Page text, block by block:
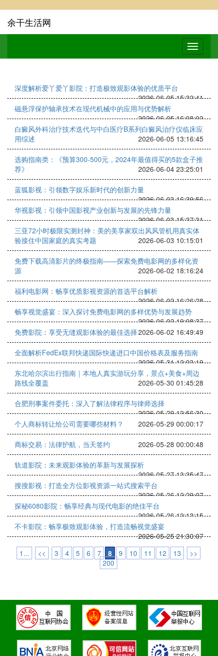
余干生活网
深度解析爱丫爱丫影院：打造极致观影体验的优质平台
2026-06-05 15:32:41
磁悬浮保护轴承技术在现代机械中的应用与优势解析
2026-06-05 16:08:02
白癜风外科治疗技术迭代与中白医疗B系列白癜风治疗仪临床应
用综述
2026-06-05 13:16:45
选购指南类：《预算300-500元，2024年最值得买的5款盒子推
荐》
2026-06-04 23:25:01
蓝狐影视：引领数字娱乐新时代的创新力量
2026-06-03 16:39:56
华视影视：引领中国影视产业创新与发展的先锋力量
2026-06-03 15:37:31
三亚72小时极限实测封神：美的美享家双出风风管机用真实体
验接住中国家庭的真实考题
2026-06-03 10:15:01
免费下载高清影片的终极指南——探索免费电影网的多样化资
源
2026-06-02 18:16:24
福利电影网：畅享优质影视资源的首选平台解析
2026-06-02 16:26:28
畅享视觉盛宴：深入探讨免费电影网的多样优势与发展趋势
2026-06-02 19:08:37
免费影院：享受无缝观影体验的最佳选择2026-06-02 16:49:49
全面解析FedEx联邦快递国际快递进口中国价格表及服务指南
2026-05-31 12:03:19
东北哈尔滨出行指南｜本地人真实游玩分享，景点+美食+周边
路线全覆盖
2026-05-30 01:45:28
合肥刑事案件委托：深入了解法律程序与律师选择
2026-05-29 12:56:30
个人商标转让给公司需要哪些材料？
2026-05-29 00:00:17
商标交易：法律护航，当天签约 2026-05-28 00:00:48
轨道影院：未来观影体验的革新与发展探析
2026-05-27 13:35:47
搜搜影视：打造全方位影视资源一站式搜索平台
2026-05-26 12:29:07
探秘6080影院：畅享经典与现代电影的绝佳平台
2026-05-26 12:13:15
不卡影院：畅享极致观影体验，打造流畅视觉盛宴
2026-05-25 21:30:07
1...
<< 3 4 5 6 7 8 9 10 11 12 13
>>
200